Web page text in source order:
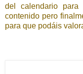
del calendario
contenido pero
para que podáis